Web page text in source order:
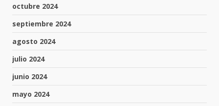
octubre 2024
septiembre 2024
agosto 2024
julio 2024
junio 2024
mayo 2024